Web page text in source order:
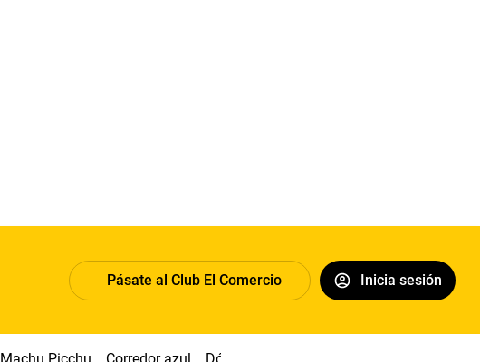
Pásate al Club El Comercio Inicia sesión
Machu Picchu Corredor azul Dólar